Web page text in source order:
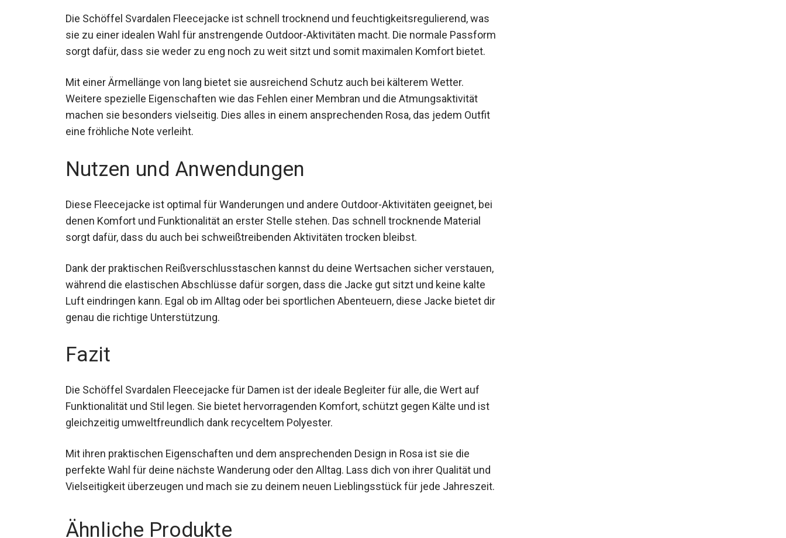
Die Schöffel Svardalen Fleecejacke ist schnell trocknend und feuchtigkeitsregulierend, was
sie zu einer idealen Wahl für anstrengende Outdoor-Aktivitäten macht. Die normale
Passform sorgt dafür, dass sie weder zu eng noch zu weit sitzt und somit maximalen
Mit einer Ärmellänge von lang bietet sie ausreichend Schutz auch bei kälterem Wetter.
Weitere spezielle Eigenschaften wie das Fehlen einer Membran und die Atmungsaktivität
machen sie besonders vielseitig. Dies alles in einem ansprechenden Rosa, das jedem Outfit
Nutzen und Anwendungen
Diese Fleecejacke ist optimal für Wanderungen und andere Outdoor-Aktivitäten geeignet, bei
denen Komfort und Funktionalität an erster Stelle stehen. Das schnell trocknende Material
Dank der praktischen Reißverschlusstaschen kannst du deine Wertsachen sicher
verstauen, während die elastischen Abschlüsse dafür sorgen, dass die Jacke gut sitzt und
keine kalte Luft eindringen kann. Egal ob im Alltag oder bei sportlichen Abenteuern, diese
Fazit
Die Schöffel Svardalen Fleecejacke für Damen ist der ideale Begleiter für alle, die Wert auf
Funktionalität und Stil legen. Sie bietet hervorragenden Komfort, schützt gegen Kälte und ist
Mit ihren praktischen Eigenschaften und dem ansprechenden Design in Rosa ist sie die
perfekte Wahl für deine nächste Wanderung oder den Alltag. Lass dich von ihrer Qualität und
Jahreszeit.